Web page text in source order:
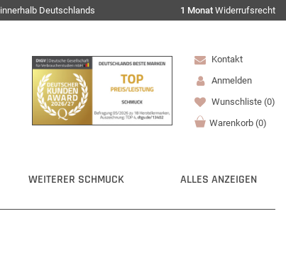
innerhalb Deutschlands 1 Monat Widerrufsrecht
Kontakt
Anmelden
Wunschliste (0)
Warenkorb (0)
WEITERER SCHMUCK ALLES ANZEIGEN